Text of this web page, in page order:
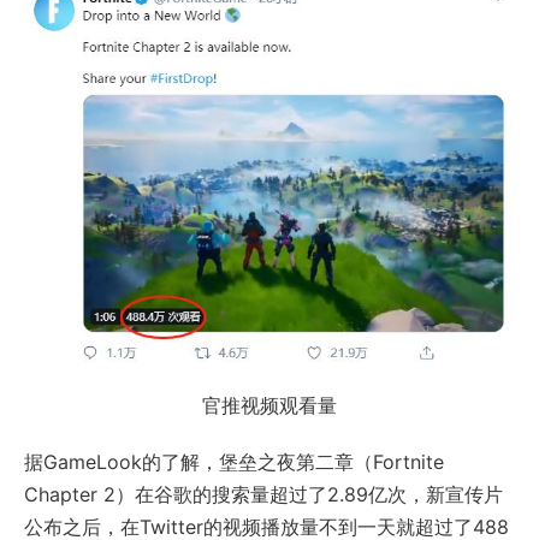
官推视频观看量
据GameLook的了解，堡垒之夜第二章（Fortnite
Chapter 2）在谷歌的搜索量超过了2.89亿次，新宣传片
公布之后，在Twitter的视频播放量不到一天就超过了488